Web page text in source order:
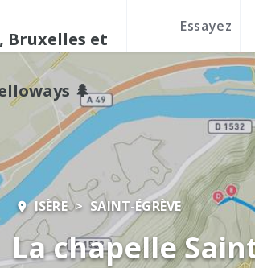
ISÈRE SAINT-ÉGRÈVE
La chapelle